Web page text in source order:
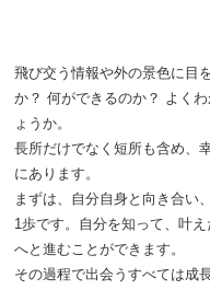
飛び交う情報や外の景色に目
か？ 何ができるのか？ よく
ょうか。
長所だけでなく短所も含め、
にあります。
まずは、自分自身と向き合い
1歩です。自分を知って、叶
へと進むことができます。
その過程で出会うすべては成